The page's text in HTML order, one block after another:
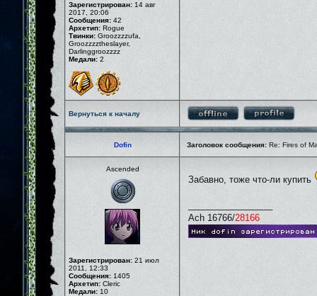
Зарегистрирован: 14 авг
2017, 20:06
Сообщения: 42
Архетип: Rogue
Твинки: Groozzzzufa,
Groozzzztheslayer,
Darlinggroozzzz
Медали: 2
Вернуться к началу
Dofin Заголовок сообщения: Re: Fires of
Ascended
Зарегистрирован: 21 июл
2011, 12:33
Сообщения: 1405
Архетип: Cleric
Медали: 10
Забавно, тоже что-ли купить
Ach 16766/28166